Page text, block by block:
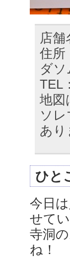
店舗
住
ダ
TEL
地図
ソ
あり
ひと
今日
せて
寺洞
ね！